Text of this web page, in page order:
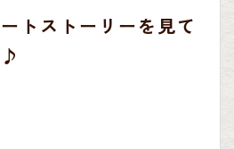
トストーリーを見て